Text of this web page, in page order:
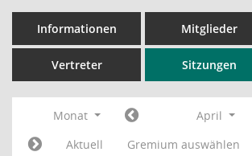
Informationen Mitglieder
Vertreter Sitzungen
Monat April
Aktuell
Gremium auswählen